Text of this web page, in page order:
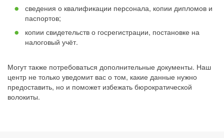
сведения о квалификации персонала, копии дипломов и
паспортов;
копии свидетельств о госрегистрации, постановке на
налоговый учёт.
Могут также потребоваться дополнительные документы. Наш
центр не только уведомит вас о том, какие данные нужно
предоставить, но и поможет избежать бюрократической
волокиты.